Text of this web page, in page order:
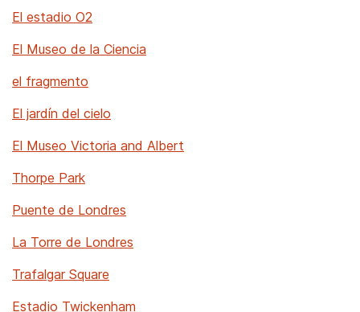
El estadio O2
El Museo de la Ciencia
el fragmento
El jardín del cielo
El Museo Victoria and Albert
Thorpe Park
Puente de Londres
La Torre de Londres
Trafalgar Square
Estadio Twickenham